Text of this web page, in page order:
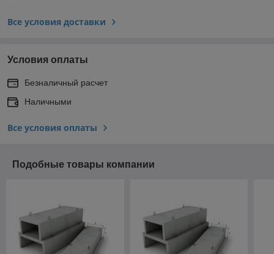
Все условия доставки
Условия оплаты
Безналичный расчет
Наличными
Все условия оплаты
Подобные товары компании